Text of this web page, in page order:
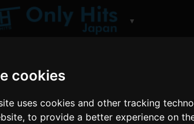
cookies
uses cookies and other tracking
,to provide a better experience on
▼